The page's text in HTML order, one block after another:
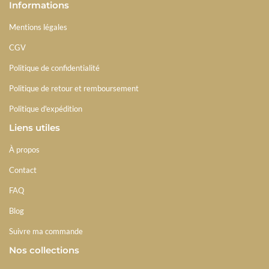
Informations
Mentions légales
CGV
Politique de confidentialité
Politique de retour et remboursement
Politique d'expédition
Liens utiles
À propos
Contact
FAQ
Blog
Suivre ma commande
Nos collections